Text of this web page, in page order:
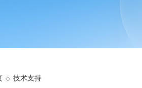
◇ 技术支持